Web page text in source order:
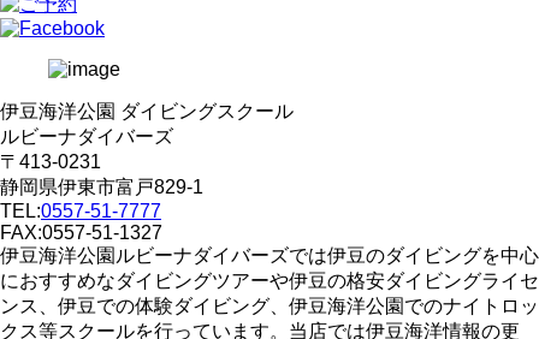
伊豆海洋公園 ダイビングスクール
ルビーナダイバーズ
〒413-0231
静岡県伊東市富戸829-1
TEL:0557-51-7777
FAX:0557-51-1327
伊豆海洋公園ルビーナダイバーズでは伊豆のダイビングを中心
におすすめなダイビングツアーや伊豆の格安ダイビングライセ
ンス、伊豆での体験ダイビング、伊豆海洋公園でのナイトロッ
クス等スクールを行っています。当店では伊豆海洋情報の更